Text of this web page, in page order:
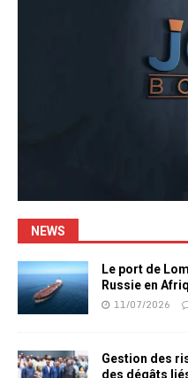
NEWS
Le port de
Russie en
11/07/2026
Gestion des
des dégâts